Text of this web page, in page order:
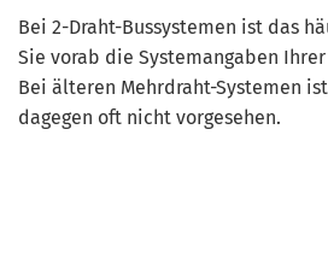
Bei 2-Draht-Bussystemen ist das
Sie vorab die Systemangaben
Bei älteren Mehrdraht-Systemen
dagegen oft nicht vorgesehen.